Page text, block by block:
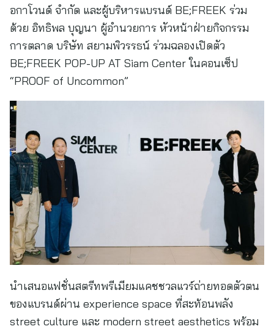
อกาโวนด์ จำกัด และผู้บริหารแบรนด์ BE;FREEK ร่วม
ด้วย อิทธิพล บุญนา ผู้อำนวยการ หัวหน้าฝ่ายกิจกรรม
การตลาด บริษัท สยามพิวรรธน์ ร่วมฉลองเปิดตัว
BE;FREEK POP-UP AT Siam Center ในคอนเซ็ป
“PROOF of Uncommon”
นำเสนอแฟชั่นสตรีทพรีเมียมแคชชวลแวร์ถ่ายทอดตัวตน
ของแบรนด์ผ่าน experience space ที่สะท้อนพลัง
street culture และ modern street aesthetics พร้อม